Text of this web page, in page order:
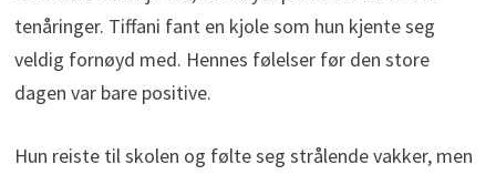
tenåringer. Tiffani fant en kjole som hun kjente seg
veldig fornøyd med. Hennes følelser før den store
dagen var bare positive.
Hun reiste til skolen og følte seg strålende vakker, men